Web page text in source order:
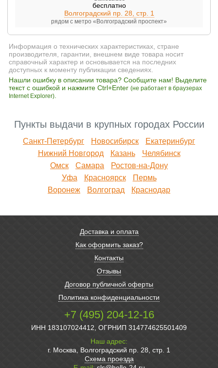
бесплатно
Волгоградский пр. 28, стр. 1
рядом с метро «Волгоградский проспект»
Информация о технических характеристиках, стране
производителя, гарантии, внешнем виде товара носит
справочный характер и основывается на последних
доступных к моменту публикации сведениях.
Нашли ошибку в описании товара? Сообщите нам! Выделите
текст с ошибкой и нажмите Ctrl+Enter (не работает в браузерах
Internet Explorer)
Пункты выдачи в крупных городах России
Санкт-Петербург Новосибирск
Екатеринбург
Нижний Новгород
Казань
Челябинск
Омск
Самара
Ростов-на-Дону
Уфа
Красноярск
Пермь
Воронеж
Волгоград Краснодар
Доставка и оплата
Как оформить заказ?
Контакты
Отзывы
Договор публичной оферты
Политика конфиденциальности
+7 (495) 204-12-16
ИНН 183107024412, ОГРНИП 314774625501409
Наш адрес:
г. Москва, Волгоградский пр. 28, стр. 1
Схема проезда